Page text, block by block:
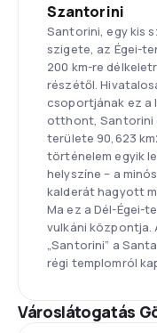
Szantorini
Santorini, egy kis
szigete, az Égei-
200 km-re
részétől.
csoportjának ez a
otthont, Santorini
területe 90,623
történelem egyik
helyszíne – a
kalderát hagyott
Ma ez a Dél-Égei-
vulkáni központja.
„Santorini” a
régi templomról
Városlátogatás